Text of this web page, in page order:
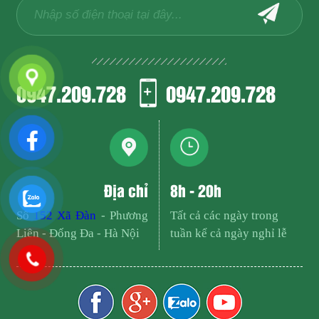
0947.209.728 0947.209.728
Địa chỉ
Số152 Xã Đàn - Phương
Liên - Đống Đa - Hà Nội
8h - 20h
Tất cả các ngày trong
tuần kể cả ngày nghỉ lễ